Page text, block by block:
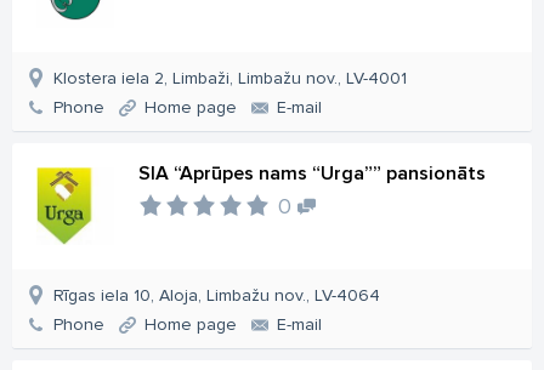
Klostera iela 2, Limbaži, Limbažu nov., LV-4001
Phone
Home page E-mail
SIA “Aprūpes nams “Urga”” pansionāts
0
Rīgas iela 10, Aloja, Limbažu nov., LV-4064
Phone
Home page E-mail